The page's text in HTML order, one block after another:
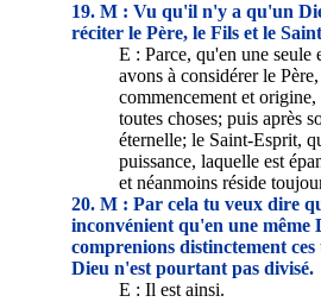
19. M : Vu qu'il n'y a qu'un
réciter le Père, le Fils et le
E : Parce, qu'en une seule
avons à considérer le
commencement et
toutes choses; puis après
éternelle; le Saint-Esprit,
puissance, laquelle est
et néanmoins réside
20. M : Par cela tu veux dire
inconvénient qu'en une même
comprenions distinctement
Dieu n'est pourtant pas divisé.
E : Il est ainsi.